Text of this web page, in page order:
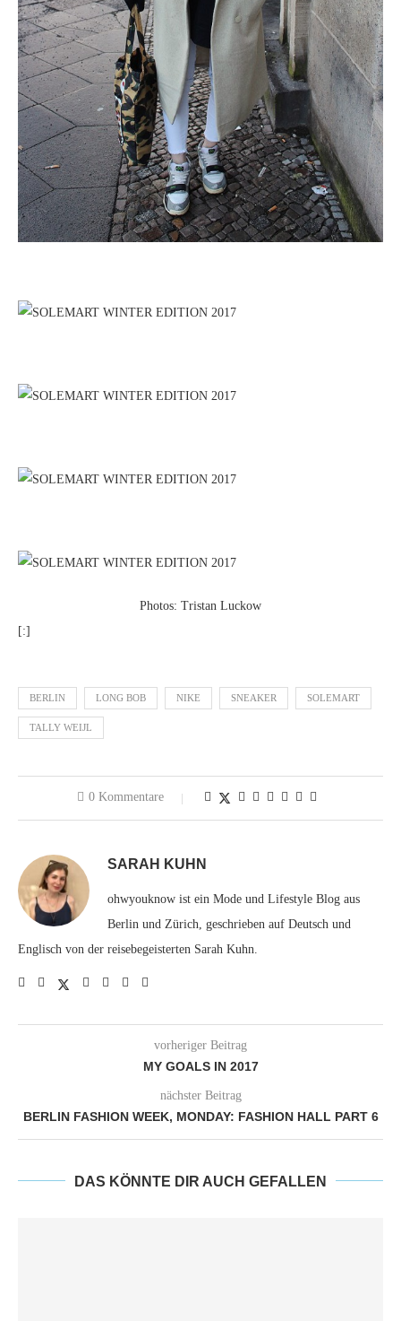
Photos: Tristan Luckow
[:]
BERLIN LONG BOB NIKE SNEAKER SOLEMART
TALLY WEIJL
0 Kommentare
SARAH KUHN
ohwyouknow ist ein Mode und Lifestyle Blog aus
Berlin und Zürich, geschrieben auf Deutsch und
Englisch von der reisebegeisterten Sarah Kuhn.
vorheriger Beitrag
MY GOALS IN 2017
nächster Beitrag
BERLIN FASHION WEEK, MONDAY: FASHION HALL PART 6
DAS KÖNNTE DIR AUCH GEFALLEN